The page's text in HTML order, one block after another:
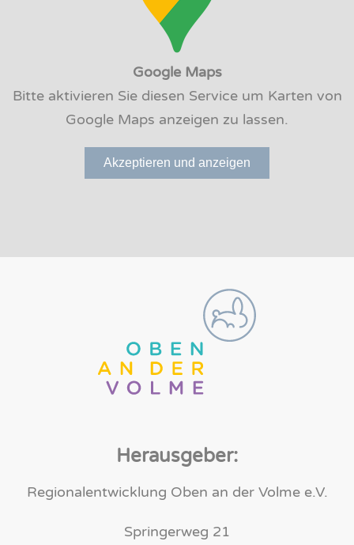
Google Maps
Bitte aktivieren Sie diesen Service um Karten von
Google Maps anzeigen zu lassen.
Akzeptieren und anzeigen
Herausgeber:
Regionalentwicklung Oben an der Volme e.V.
Springerweg 21